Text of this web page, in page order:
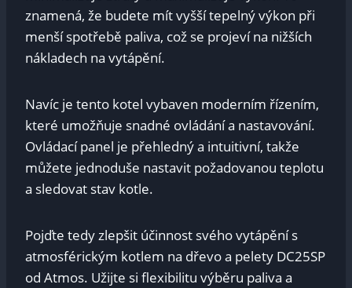
znamená, že budete mít vyšší tepelný výkon při
menší spotřebě paliva, což se projeví na nižších
nákladech na vytápění.
Navíc je tento kotel vybaven moderním řízením,
které umožňuje snadné ovládání a nastavování.
Ovládací panel je přehledný a intuitivní, takže
můžete jednoduše nastavit požadovanou teplotu
a sledovat stav kotle.
Pojďte tedy zlepšit účinnost svého vytápění s
atmosférickým kotlem na dřevo a pelety DC25SP
od Atmos. Užijte si flexibilitu výběru paliva a